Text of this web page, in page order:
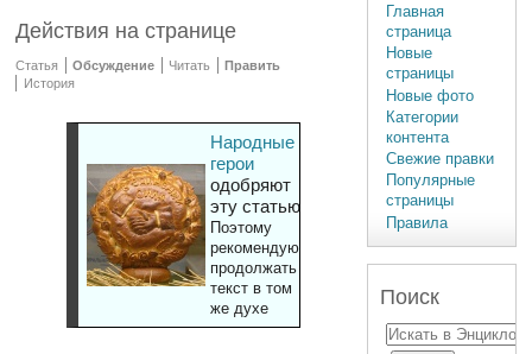
Действия на странице
Статья Обсуждение Читать
Править
История
Народные
герои
одобряют
эту статью
Поэтому
рекомендуют
продолжать
текст в том
же духе
Главная
страница
Новые
страницы
Новые фото
Категории
контента
Свежие правки
Популярные
страницы
Правила
Поиск